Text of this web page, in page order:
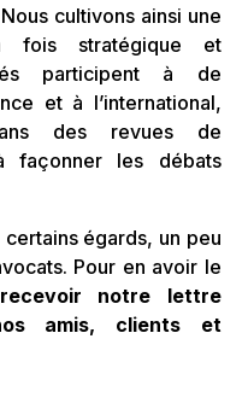
cultivons ainsi une
stratégique et
participent à de
et à l’international,
des revues de
façonner les débats
égards, un peu
Pour en avoir le
notre lettre
amis, clients et